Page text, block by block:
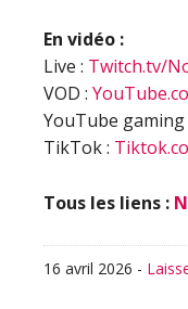
En vidéo :
Live : Twitch.tv/
VOD :
YouTube gaming
TikTok :
Tous les liens :
16 avril 2026 -